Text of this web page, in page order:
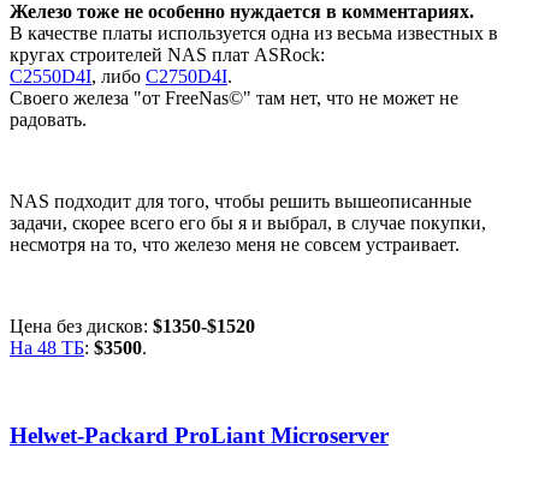
Железо тоже не особенно нуждается в комментариях.
В качестве платы используется одна из весьма известных в
кругах строителей NAS плат ASRock:
C2550D4I, либо C2750D4I.
Своего железа "от FreeNas©" там нет, что не может не
радовать.
NAS подходит для того, чтобы решить вышеописанные
задачи, скорее всего его бы я и выбрал, в случае покупки,
несмотря на то, что железо меня не совсем устраивает.
Цена без дисков: $1350-$1520
На 48 ТБ: $3500.
Helwet-Packard ProLiant Microserver